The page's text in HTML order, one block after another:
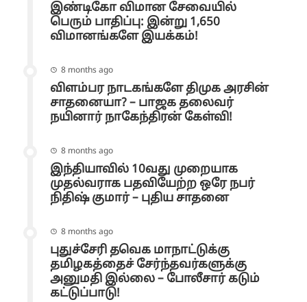
இண்டிகோ விமான சேவையில்
பெரும் பாதிப்பு: இன்று 1,650
விமானங்களே இயக்கம்!
8 months ago
விளம்பர நாடகங்களே திமுக அரசின்
சாதனையா? – பாஜக தலைவர்
நயினார் நாகேந்திரன் கேள்வி!
8 months ago
இந்தியாவில் 10வது முறையாக
முதல்வராக பதவியேற்ற ஒரே நபர்
நிதிஷ் குமார் – புதிய சாதனை
8 months ago
புதுச்சேரி தவெக மாநாட்டுக்கு
தமிழகத்தைச் சேர்ந்தவர்களுக்கு
அனுமதி இல்லை – போலீசார் கடும்
கட்டுப்பாடு!